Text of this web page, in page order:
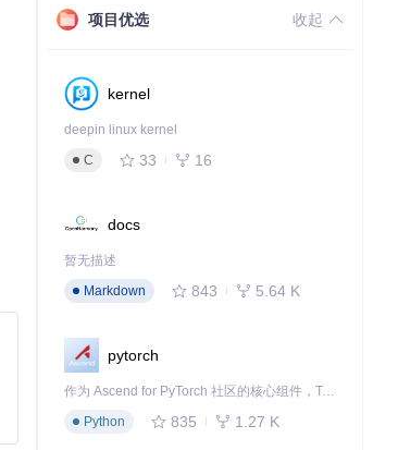
项目优选 收起
kernel
deepin linux kernel
C
33 16
docs
暂无描述
Markdown
843 5.64 K
pytorch
作为 Ascend for PyTorch 社区的核心组件，TorchNPU 是昇腾专为 PyTorch 打造的深度学习适配插件，使 PyTorch 框架能够直接调用昇腾 NPU，为开发者提供昇腾 AI 处理器的超强算力。
Python
835 1.27 K